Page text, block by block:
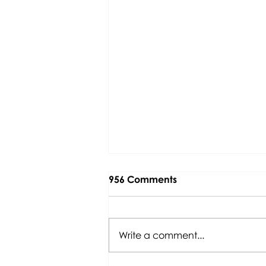
956 Comments
Write a comment...